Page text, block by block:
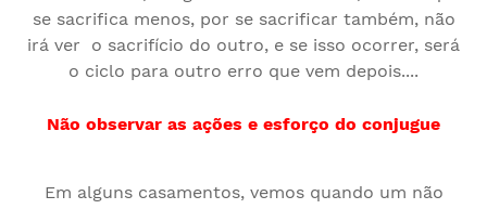
se sacrifica menos, por se sacrificar também, não
irá ver o sacrifício do outro, e se isso ocorrer, será
o ciclo para outro erro que vem depois....
Não observar as ações e esforço do conjugue
Em alguns casamentos, vemos quando um não